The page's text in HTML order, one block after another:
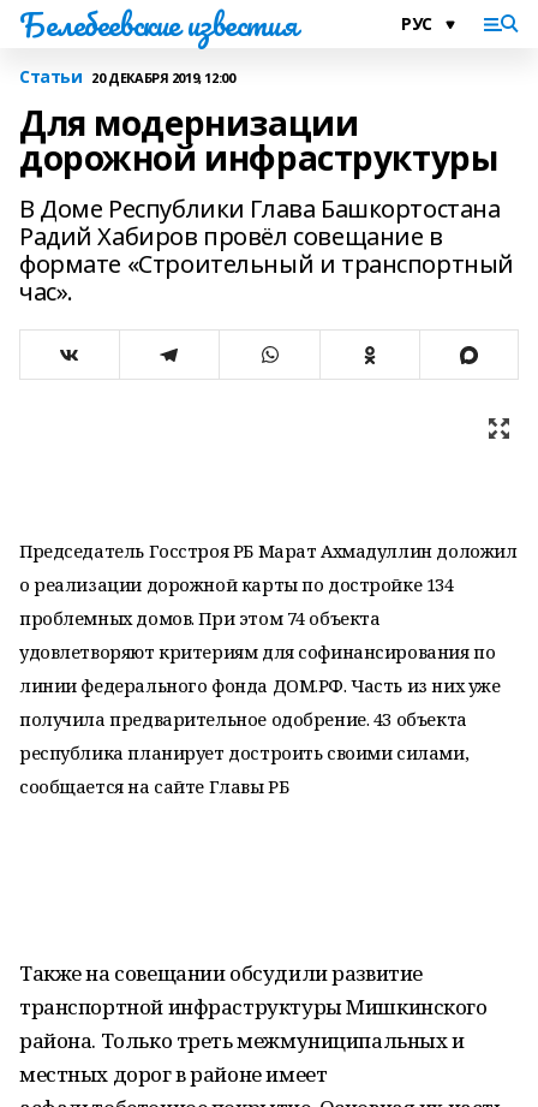
Белебеевские известия
Статьи 20 ДЕКАБРЯ 2019, 12:00
Для модернизации
дорожной инфраструктуры
В Доме Республики Глава Башкортостана
Радий Хабиров провёл совещание в
формате «Строительный и транспортный
час».
Председатель Госстроя РБ Марат Ахмадуллин доложил
о реализации дорожной карты по достройке 134
проблемных домов. При этом 74 объекта
удовлетворяют критериям для софинансирования по
линии федерального фонда ДОМ.РФ. Часть из них уже
получила предварительное одобрение. 43 объекта
республика планирует достроить своими силами,
сообщается на сайте Главы РБ
Также на совещании обсудили развитие
транспортной инфраструктуры Мишкинского
района. Только треть межмуниципальных и
местных дорог в районе имеет